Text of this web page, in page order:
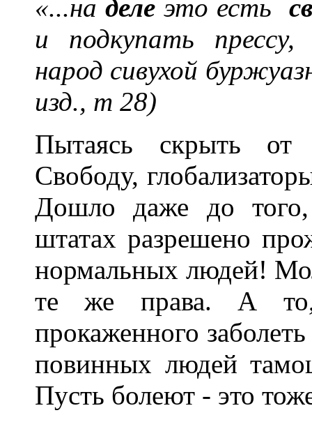
«...наделеэто есть
и подкупать прессу,
народ сивухой
изд., т 28)
Пытаясь скрыть от
Свободу,
Дошло даже до
штатах разрешено
нормальных людей!
те же права. А
прокаженного
повинных людей
Пусть болеют - это